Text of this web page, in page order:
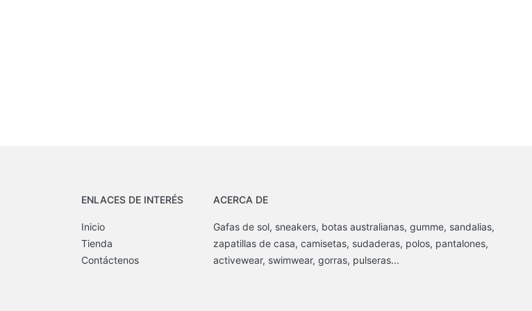
ENLACES DE INTERÉS
Inicio
Tienda
Contáctenos
ACERCA DE
Gafas de sol, sneakers, botas australianas, gumme, sandalias,
zapatillas de casa, camisetas, sudaderas, polos, pantalones,
activewear, swimwear, gorras, pulseras...